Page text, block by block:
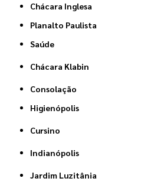
Chácara Inglesa
Planalto Paulista
Saúde
Chácara Klabin
Consolação
Higienópolis
Cursino
Indianópolis
Jardim Luzitânia